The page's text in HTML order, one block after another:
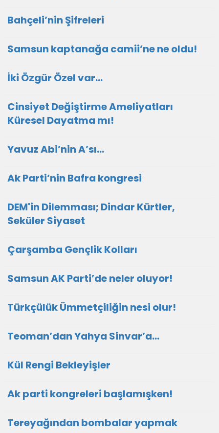
Bahçeli’nin Şifreleri
Samsun kaptanağa camii’ne ne oldu!
İki Özgür Özel var…
Cinsiyet Değiştirme Ameliyatları
Küresel Dayatma mı!
Yavuz Abi’nin A’sı…
Ak Parti’nin Bafra kongresi
DEM'in Dilemması; Dindar Kürtler,
Seküler Siyaset
Çarşamba Gençlik Kolları
Samsun AK Parti’de neler oluyor!
Türkçülük Ümmetçiliğin nesi olur!
Teoman’dan Yahya Sinvar’a…
Kül Rengi Bekleyişler
Ak parti kongreleri başlamışken!
Tereyağından bombalar yapmak